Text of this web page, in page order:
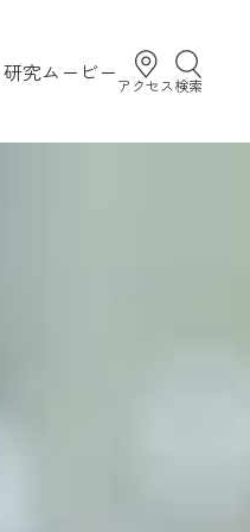
研究ムービーアクセス検索